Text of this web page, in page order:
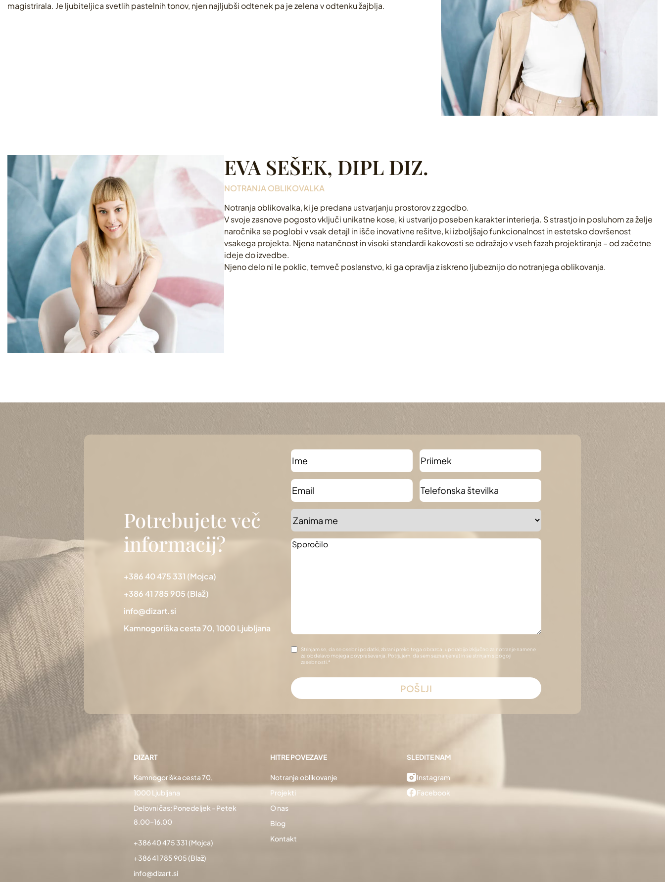
magistrirala. Je ljubiteljica svetlih pastelnih tonov, njen najljubši odtenek pa je zelena v odtenku žajblja.
EVA SEŠEK, DIPL DIZ.
NOTRANJA OBLIKOVALKA
Notranja oblikovalka, ki je predana ustvarjanju prostorov z zgodbo.
V svoje zasnove pogosto vključi unikatne kose, ki ustvarijo poseben karakter interierja. S strastjo in posluhom za želje
naročnika se poglobi v vsak detajl in išče inovativne rešitve, ki izboljšajo funkcionalnost in estetsko dovršenost
vsakega projekta. Njena natančnost in visoki standardi kakovosti se odražajo v vseh fazah projektiranja – od začetne
ideje do izvedbe.
Njeno delo ni le poklic, temveč poslanstvo, ki ga opravlja z iskreno ljubeznijo do notranjega oblikovanja.
Potrebujete več
informacij?
+386 40 475 331 (Mojca)
+386 41 785 905 (Blaž)
info@dizart.si
Kamnogoriška cesta 70, 1000 Ljubljana
Ime Priimek
Email*
Telefonska
številka
Zanima
me*
Sporočilo
Gdpr*
Strinjam se, da se osebni podatki, zbrani preko tega obrazca, uporabijo izključno za notranje namene
za obdelavo mojega povpraševanja. Potrjujem, da sem seznanjen(a) in se strinjam s pogoji
zasebnosti. *
POŠLJI
DIZART
Kamnogoriška cesta 70,
1000 Ljubljana
Delovni čas: Ponedeljek - Petek
8.00–16.00
+386 40 475 331(Mojca)
+386 41 785 905(Blaž)
info@dizart.si
HITRE POVEZAVE
Notranje oblikovanje
Projekti
O nas
Blog
Kontakt
SLEDITE NAM
Instagram
Facebook